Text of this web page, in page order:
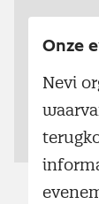
Onze
Nevi